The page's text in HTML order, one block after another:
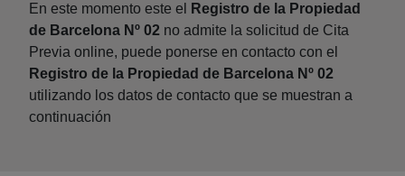
En este momento este el
Registro de la Propiedad
de Barcelona Nº 02 no admite la solicitud de Cita
Previa online, puede ponerse en contacto con el
Registro de la Propiedad de Barcelona Nº 02
utilizando los datos de contacto que se muestran a
continuación